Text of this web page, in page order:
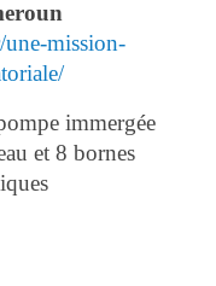
mission-
immergée
et 8 bornes